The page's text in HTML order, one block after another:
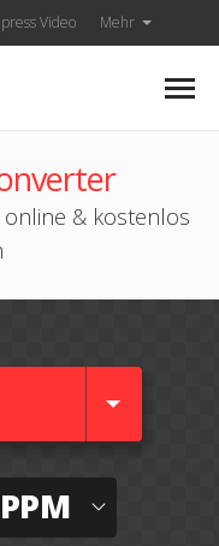
Video Mehr
& kostenlos
PPM